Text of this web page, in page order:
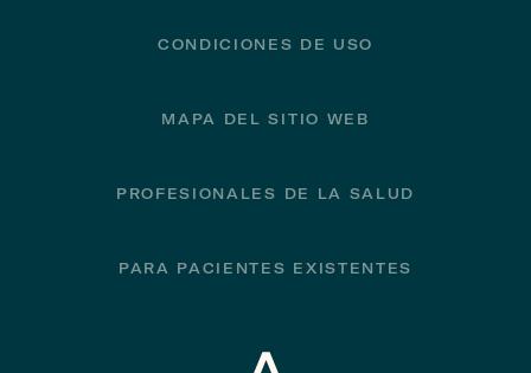
CONDICIONES DE USO
MAPA DEL SITIO WEB
PROFESIONALES DE LA SALUD
PARA PACIENTES EXISTENTES